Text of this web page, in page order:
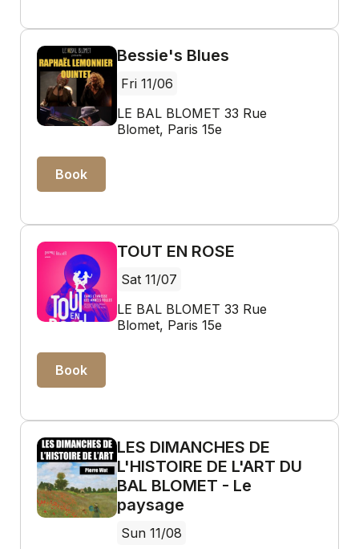
Bessie's Blues
Fri 11/06
LE BAL BLOMET 33 Rue
Blomet, Paris 15e
Book
TOUT EN ROSE
Sat 11/07
LE BAL BLOMET 33 Rue
Blomet, Paris 15e
Book
LES DIMANCHES DE
L'HISTOIRE DE L'ART DU
BAL BLOMET - Le
paysage
Sun 11/08